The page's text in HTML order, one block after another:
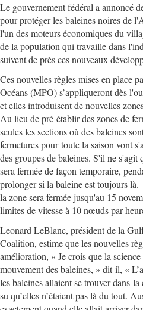
Le gouvernement fédéral a annoncé
pour protéger les baleines noires de
l'un des moteurs économiques du
de la population qui travaille dans
suivent de près ces nouveaux
Ces nouvelles règles mises en place
Océans (MPO) s’appliqueront dès
et elles introduisent de nouvelles
Au lieu de pré-établir des zones de
seules les sections où des baleines
fermetures pour toute la saison vont
des groupes de baleines. S'il ne s'agit
sera fermée de façon temporaire,
prolonger si la baleine est toujours
la zone sera fermée jusqu'au 15
limites de vitesse à 10 nœuds par
Leonard LeBlanc, président de la
Coalition, estime que les nouvelles
amélioration, « Je crois que la
mouvement des baleines, » dit-il, «
les baleines allaient se trouver dans
su qu’elles n’étaient pas là du tout.